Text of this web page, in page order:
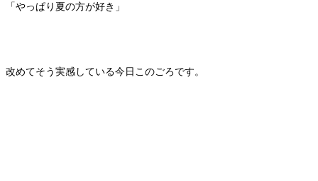
「やっぱり夏の方が好き」
改めてそう実感している今日このごろです。